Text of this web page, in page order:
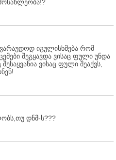
იგულისხმება რომ
შეგყავდა ვისაც ფული უნდა
ვისაც ფული შეაქვს,
დნმ-ს???